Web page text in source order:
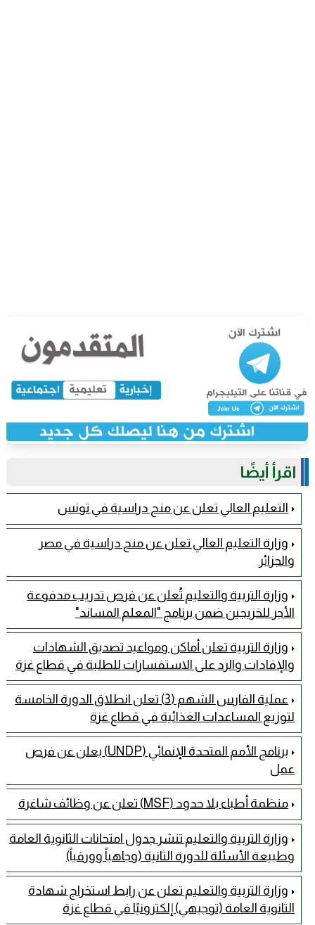
اقرأ أيضًا
التعليم العالي تعلن عن منح دراسية في تونس
وزارة التعليم العالي تعلن عن منح دراسية في مصر
والجزائر
وزارة التربية والتعليم تُعلن عن فرص تدريب مدفوعة
الأجر للخريجين ضمن برنامج "المعلم المساند"
وزارة التربية تعلن أماكن ومواعيد تصديق الشهادات
والإفادات والرد على الاستفسارات للطلبة في قطاع غزة
عملية الفارس الشهم (3) تعلن انطلاق الدورة الخامسة
لتوزيع المساعدات الغذائية في قطاع غزة
برنامج الأمم المتحدة الإنمائي (UNDP) يعلن عن فرص
عمل
منظمة أطباء بلا حدود (MSF) تعلن عن وظائف شاغرة
وزارة التربية والتعليم تنشر جدول امتحانات الثانوية العامة
وطبيعة الأسئلة للدورة الثانية (وجاهياً وورقياً)
وزارة التربية والتعليم تعلن عن رابط استخراج شهادة
الثانوية العامة (توجيهي) إلكترونيًا في قطاع غزة